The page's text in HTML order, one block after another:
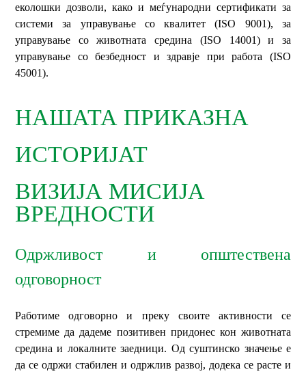
еколошки дозволи, како и меѓународни сертификати за
системи за управување со квалитет (ISO 9001), за
управување со животната средина (ISO 14001) и за
управување со безбедност и здравје при работа (ISO
45001).
НАШАТА ПРИКАЗНА
ИСТОРИЈАТ
ВИЗИЈА МИСИЈА
ВРЕДНОСТИ
Одржливост и општествена
одговорност
Работиме одговорно и преку своите активности се
стремиме да дадеме позитивен придонес кон животната
средина и локалните заедници. Од суштинско значење е
да се одржи стабилен и одржлив развој, додека се расте и